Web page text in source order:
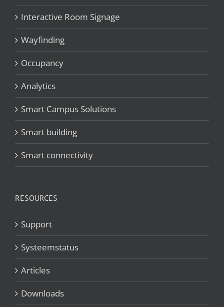
Interactive Room Signage
Wayfinding
Occupancy
Analytics
Smart Campus Solutions
Smart building
Smart connectivity
RESOURCES
Support
Systeemstatus
Articles
Downloads